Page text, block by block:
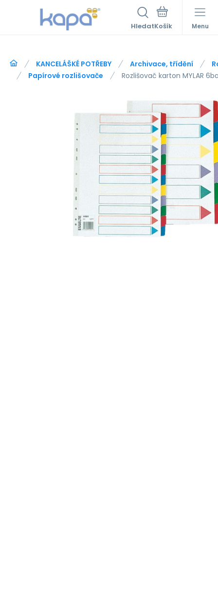
Hledat Menu
KANCELÁŠKÉ POTŘEBY Archivace, třídění
Papírové rozlišovače
Rozlišovač karton MYLAR